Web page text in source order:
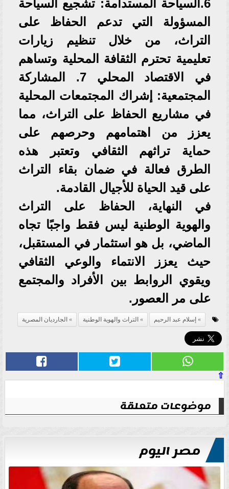
6.السياحة المستدامة: تشجيع السياحة
المسؤولة التي تدعم الحفاظ على
التراث، من خلال تنظيم زيارات
تعليمية تحترم الثقافة المحلية وتساهم
في الاقتصاد المحلي 7. المشاركة
المجتمعية: إشراك المجتمعات المحلية
في مشاريع الحفاظ على التراث، مما
يعزز من اهتمامهم وحرصهم على
حماية تراثهم الثقافي وتعتبر هذه
الطرق فعالة في ضمان بقاء التراث
على قيد الحياة للأجيال القادمة.
في النهاية، الحفاظ على التراث
والهوية الوطنية ليس فقط واجبًا تجاه
الماضي، بل هو استثمار في المستقبل،
حيث يعزز الانتماء والوعي الثقافي
ويقوي الروابط بين الأفراد والمجتمع
على مر العصور.
إسلام عبد الرحيم التراث والهوية الوطنية الجارديان المصرية
⇧
موضوعات متعلقة
مصر اليوم